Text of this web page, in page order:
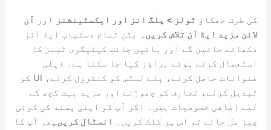
کی طرف جھکاؤ ٹولز > پلگ انز اور ایکسٹینشنز اور آن
لائن مزید ایڈ آن تلاش کریں۔
بٹن تمام دستیاب ایڈ آنز
دکھائے جائیں گے اور بائیں جانب کیٹیگری ٹیبز کا
استعمال کرتے ہوئے براؤز کیا جا سکتا ہے۔ ذیلی
عنوانات حاصل کرنے، پلے لسٹس کو کنٹرول کرنے، UI کو
تبدیل کرنے، تعارف کو چھوڑنے اور مزید بہت کچھ کے
لیے اضافی خصوصیات ہیں۔ اگر آپ کو اپنی پسند کی کوئی
چیز مل جائے تو اس پر کلک کریں۔ انسٹال کریںپھر آپ کا